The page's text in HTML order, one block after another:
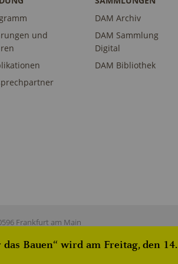
und
DAM Archiv
DAM Sammlung
Digital
DAM Bibliothek
Frankfurt am Main
Bauen“ wird am Freitag, den